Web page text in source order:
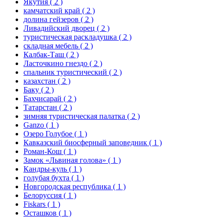
камчатский край ( 2 )
долина гейзеров ( 2 )
Ливадийский дворец ( 2 )
туристическая раскладушка ( 2 )
складная мебель ( 2 )
Калбак-Таш ( 2 )
Ласточкино гнездо ( 2 )
спальник туристический ( 2 )
казахстан ( 2 )
Баку ( 2 )
Бахчисарай ( 2 )
Татарстан ( 2 )
зимняя туристическая палатка ( 2 )
Ganzo ( 1 )
Озеро Голубое ( 1 )
Кавказский биосферный заповедник ( 1 )
Роман-Кош ( 1 )
Замок «Львиная голова» ( 1 )
Кандры-куль ( 1 )
голубая бухта ( 1 )
Новгородская республика ( 1 )
Белоруссия ( 1 )
Fiskars ( 1 )
Осташков ( 1 )